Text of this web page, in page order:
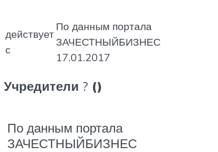
действует
с
По данным портала
ЗАЧЕСТНЫЙБИЗНЕС
17.01.2017
Учредители ? ()
По данным портала
ЗАЧЕСТНЫЙБИЗНЕС